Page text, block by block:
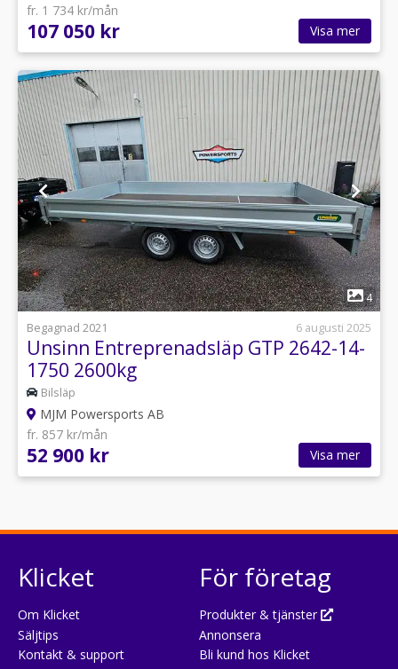
fr. 1 734 kr/mån
107 050 kr Visa mer
1
4
Begagnad 2021
6 augusti 2025
Unsinn Entreprenadsläp GTP 2642-14-
1750 2600kg
Bilsläp
MJM Powersports AB
fr. 857 kr/mån
52 900 kr Visa mer
Klicket
Om Klicket
Säljtips
Kontakt & support
För företag
Produkter & tjänster
Annonsera
Bli kund hos Klicket